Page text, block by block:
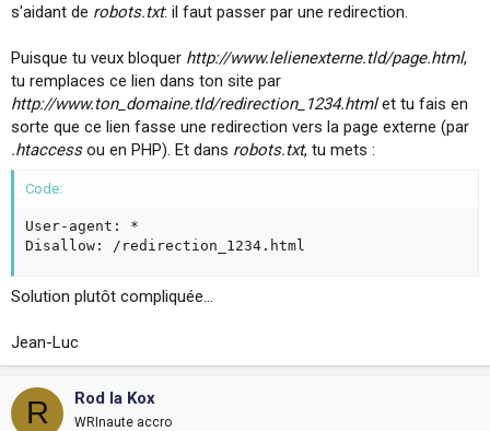
s'aidant de robots.txt: il faut passer par une redirection.
Puisque tu veux bloquer http://www.lelienexterne.tld/page.html,
tu remplaces ce lien dans ton site par
http://www.ton_domaine.tld/redirection_1234.htmlet tu fais en
sorte que ce lien fasse une redirection vers la page externe (par
.htaccessou en PHP). Et dans robots.txt, tu mets :
Code:
User-agent: *
Disallow: /redirection_1234.html
Solution plutôt compliquée...
Jean-Luc
R Rod la Kox
WRInaute accro